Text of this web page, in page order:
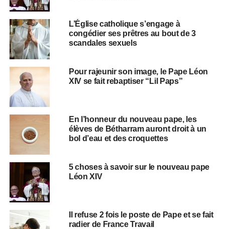
L’Église catholique s’engage à
congédier ses prêtres au bout de 3
scandales sexuels
Pour rajeunir son image, le Pape Léon
XIV se fait rebaptiser “Lil Paps”
En l’honneur du nouveau pape, les
élèves de Bétharram auront droit à un
bol d’eau et des croquettes
5 choses à savoir sur le nouveau pape
Léon XIV
Il refuse 2 fois le poste de Pape et se fait
radier de France Travail